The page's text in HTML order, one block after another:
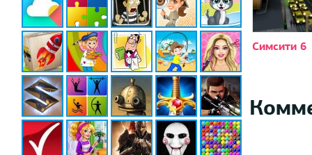
Симсити 6